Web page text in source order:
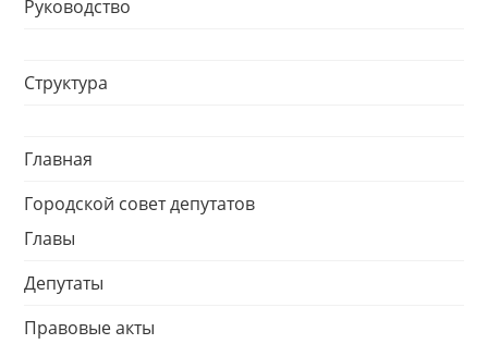
Руководство
Структура
Главная
Городской совет депутатов
Главы
Депутаты
Правовые акты